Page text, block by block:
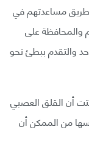
طريق مساعدتهم في
والمحافظة على
والتقدم ببطئ نحو
أن القلق العصبي
من الممكن أن